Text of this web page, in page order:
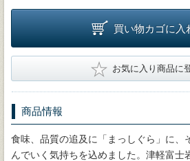
買い物カゴに入
★ お気に入り商品に
商品情報
食味、品質の追及に「まっしぐら」に、
んでいく気持ちを込めました。津軽富士